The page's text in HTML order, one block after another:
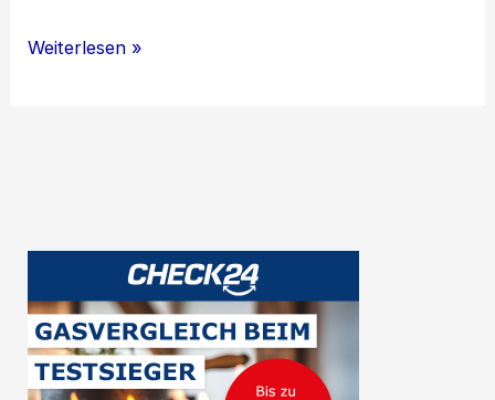
Entdecke
Weiterlesen »